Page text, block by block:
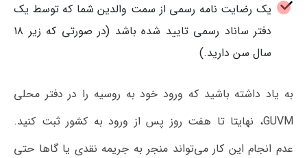
یک رضایت نامه رسمی از سمت والدین شما که توسط یک
دفتر ساناد رسمی تایید شده باشد (در صورتی که زیر ۱۸
سال سن دارید.)
به یاد داشته باشید که ورود خود به روسیه را در دفتر محلی
GUVM، نهایتا تا هفت روز پس از ورود به کشور ثبت کنید.
عدم انجام این کار می‌تواند منجر به جریمه نقدی یا گاها حتی